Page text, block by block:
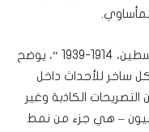
في كتابه “سياسة الخداع ، بريطانيا وفلسطين، 1914-1939 “، يوضح
ساخر للأحداث داخل
الكاذبة وغير
– هي جزء من نمط